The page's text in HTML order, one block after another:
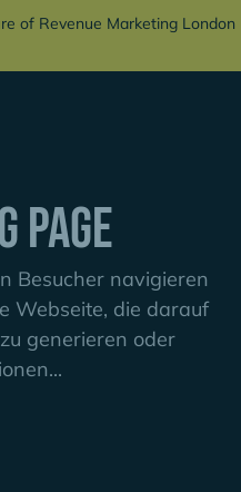
of Revenue Marketing
Page
Besucher navigieren
Webseite, die darauf
generieren oder